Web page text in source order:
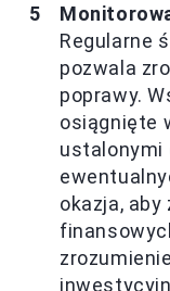
Regularne
pozwala
poprawy.
osiągnięte
ustalonymi
okazja, aby